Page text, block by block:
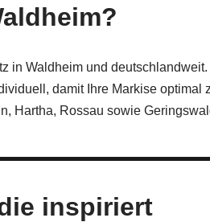
Waldheim und
damit Ihre Markise optimal
Hartha, Rossau sowie
inspiriert